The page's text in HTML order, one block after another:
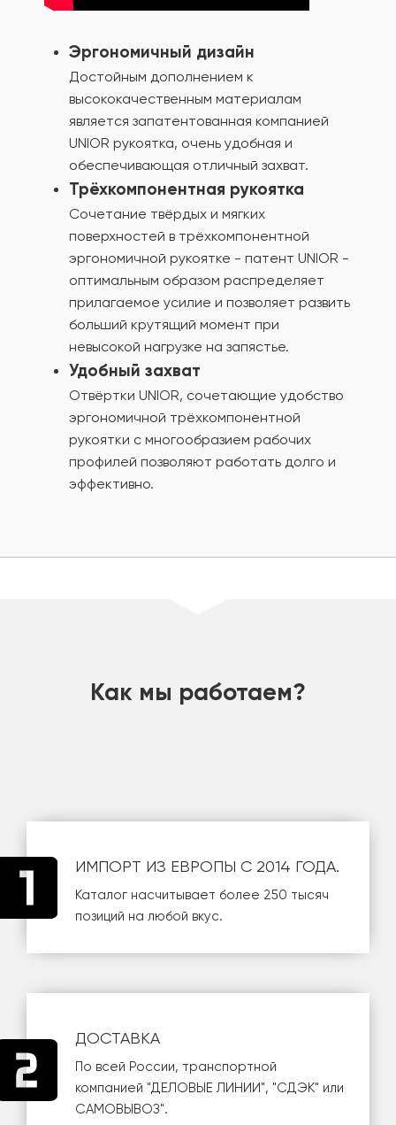
Эргономичный дизайн
Достойным дополнением к
высококачественным материалам
является запатентованная компанией
UNIOR рукоятка, очень удобная и
обеспечивающая отличный захват.
Трёхкомпонентная рукоятка
Сочетание твёрдых и мягких
поверхностей в трёхкомпонентной
эргономичной рукоятке - патент UNIOR -
оптимальным образом распределяет
прилагаемое усилие и позволяет развить
больший крутящий момент при
невысокой нагрузке на запястье.
Удобный захват
Отвёртки UNIOR, сочетающие удобство
эргономичной трёхкомпонентной
рукоятки с многообразием рабочих
профилей позволяют работать долго и
эффективно.
Как мы работаем?
ИМПОРТ ИЗ ЕВРОПЫ С 2014 ГОДА.
Каталог насчитывает более 250 тысяч
позиций на любой вкус.
ДОСТАВКА
По всей России, транспортной
компанией "ДЕЛОВЫЕ ЛИНИИ", "СДЭК" или
САМОВЫВОЗ".